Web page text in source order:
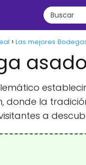
Las mejores
donde la
a